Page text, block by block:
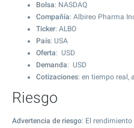
Bolsa: NASDAQ
Compañía: Albireo Pharma
Ticker: ALBO
País: USA
Oferta: USD
Demanda: USD
Cotizaciones: en tiempo real,
Riesgo
Advertencia de riesgo: El